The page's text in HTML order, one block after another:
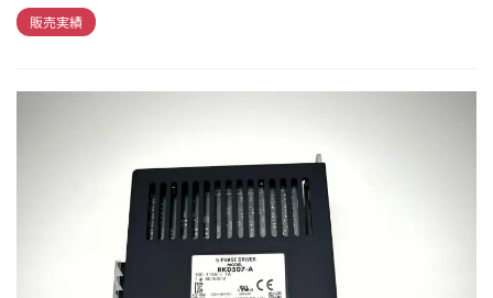
販売実績